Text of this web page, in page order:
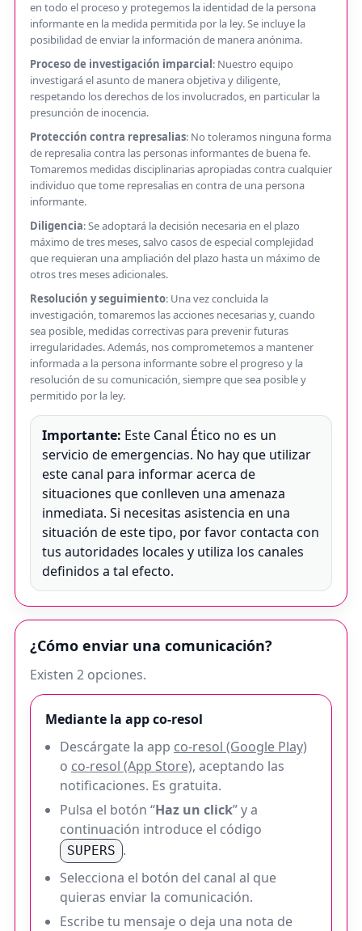
en todo el proceso y protegemos la identidad de la persona
informante en la medida permitida por la ley. Se incluye la
posibilidad de enviar la información de manera anónima.
Proceso de investigación imparcial: Nuestro equipo
investigará el asunto de manera objetiva y diligente,
respetando los derechos de los involucrados, en particular la
presunción de inocencia.
Protección contra represalias: No toleramos ninguna forma
de represalia contra las personas informantes de buena fe.
Tomaremos medidas disciplinarias apropiadas contra cualquier
individuo que tome represalias en contra de una persona
informante.
Diligencia: Se adoptará la decisión necesaria en el plazo
máximo de tres meses, salvo casos de especial complejidad
que requieran una ampliación del plazo hasta un máximo de
otros tres meses adicionales.
Resolución y seguimiento: Una vez concluida la
investigación, tomaremos las acciones necesarias y, cuando
sea posible, medidas correctivas para prevenir futuras
irregularidades. Además, nos comprometemos a mantener
informada a la persona informante sobre el progreso y la
resolución de su comunicación, siempre que sea posible y
permitido por la ley.
Importante: Este Canal Ético no es un
servicio de emergencias. No hay que utilizar
este canal para informar acerca de
situaciones que conlleven una amenaza
inmediata. Si necesitas asistencia en una
situación de este tipo, por favor contacta con
tus autoridades locales y utiliza los canales
definidos a tal efecto.
¿Cómo enviar una comunicación?
Existen 2 opciones.
Mediante la app co-resol
Descárgate la app co-resol (Google Play)
o co-resol (App Store), aceptando las
notificaciones. Es gratuita.
Pulsa el botón “Haz un click” y a
continuación introduce el código
SUPERS .
Selecciona el botón del canal al que
quieras enviar la comunicación.
Escribe tu mensaje o deja una nota de